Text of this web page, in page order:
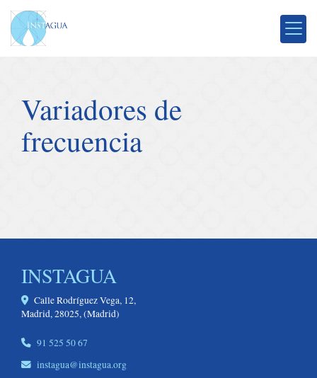
Variadores de
frecuencia
INSTAGUA
Calle Rodríguez Vega, 12,
Madrid,28025,(Madrid)
91 525 50 67
instagua
instagua.org